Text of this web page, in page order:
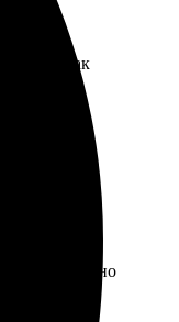
Как
отлично